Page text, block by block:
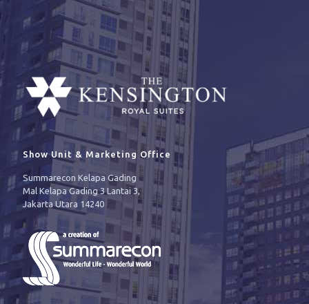
Show Unit & Marketing Office
Summarecon Kelapa Gading
Mal Kelapa Gading 3 Lantai 3,
Jakarta Utara 14240